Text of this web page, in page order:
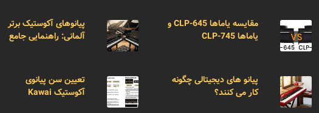
مقایسه یاماها CLP-645 و
یاماها CLP-745
پیانو های دیجیتالی چگونه
کار می کنند؟
پیانوهای آکوستیک برتر
آلمانی: راهنمایی جامع
تعیین سن پیانوی
آکوستیک Kawai